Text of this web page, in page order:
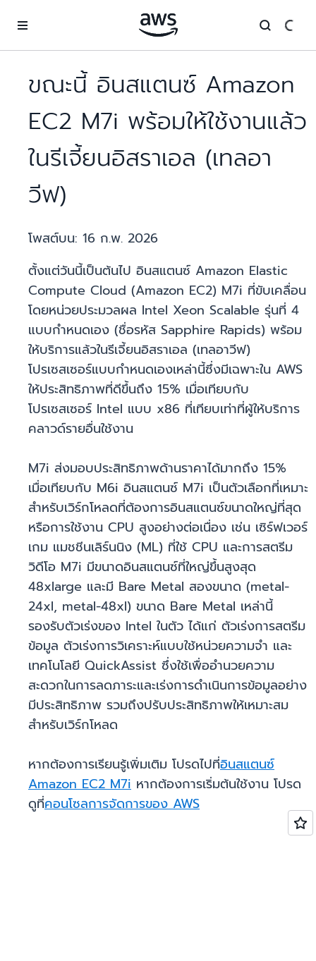
ขณะนี้ อินสแตนซ์ Amazon
EC2 M7i พร้อมให้ใช้งานแล้ว
ในรีเจี้ยนอิสราเอล (เทลอา
วีฟ)
โพสต์บน: 16 ก.พ. 2026
ตั้งแต่วันนี้เป็นต้นไป อินสแตนซ์ Amazon Elastic
Compute Cloud (Amazon EC2) M7i ที่ขับเคลื่อน
โดยหน่วยประมวลผล Intel Xeon Scalable รุ่นที่ 4
แบบกำหนดเอง (ชื่อรหัส Sapphire Rapids) พร้อม
ให้บริการแล้วในรีเจี้ยนอิสราเอล (เทลอาวีฟ)
โปรเซสเซอร์แบบกำหนดเองเหล่านี้ซึ่งมีเฉพาะใน AWS
ให้ประสิทธิภาพที่ดีขึ้นถึง 15% เมื่อเทียบกับ
โปรเซสเซอร์ Intel แบบ x86 ที่เทียบเท่าที่ผู้ให้บริการ
คลาวด์รายอื่นใช้งาน
M7i ส่งมอบประสิทธิภาพด้านราคาได้มากถึง 15%
เมื่อเทียบกับ M6i อินสแตนซ์ M7i เป็นตัวเลือกที่เหมาะ
สำหรับเวิร์กโหลดที่ต้องการอินสแตนซ์ขนาดใหญ่ที่สุด
หรือการใช้งาน CPU สูงอย่างต่อเนื่อง เช่น เซิร์ฟเวอร์
เกม แมชชีนเลิร์นนิง (ML) ที่ใช้ CPU และการสตรีม
วิดีโอ M7i มีขนาดอินสแตนซ์ที่ใหญ่ขึ้นสูงสุด
48xlarge และมี Bare Metal สองขนาด (metal-
24xl, metal-48xl) ขนาด Bare Metal เหล่านี้
รองรับตัวเร่งของ Intel ในตัว ได้แก่ ตัวเร่งการสตรีม
ข้อมูล ตัวเร่งการวิเคราะห์แบบใช้หน่วยความจำ และ
เทคโนโลยี QuickAssist ซึ่งใช้เพื่ออำนวยความ
สะดวกในการลดภาระและเร่งการดำเนินการข้อมูลอย่าง
มีประสิทธิภาพ รวมถึงปรับประสิทธิภาพให้เหมาะสม
สำหรับเวิร์กโหลด
หากต้องการเรียนรู้เพิ่มเติม โปรดไปที่อินสแตนซ์
Amazon EC2 M7i หากต้องการเริ่มต้นใช้งาน โปรด
ดูที่คอนโซลการจัดการของ AWS